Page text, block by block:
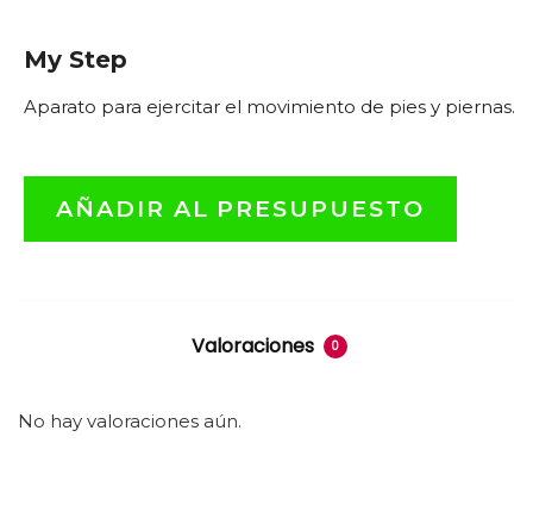
My Step
Aparato para ejercitar el movimiento de pies y piernas.
AÑADIR AL PRESUPUESTO
Valoraciones 0
No hay valoraciones aún.